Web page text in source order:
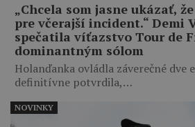
„Chcela som jasne ukázať,
pre včerajší incident.“ Demi
spečatila víťazstvo Tour de
dominantným sólom
Holanďanka ovládla záverečné dve
definitívne potvrdila,…
NOVINKY